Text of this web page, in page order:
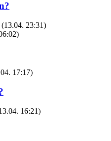
(13.04. 23:31)
17:17)
16:21)